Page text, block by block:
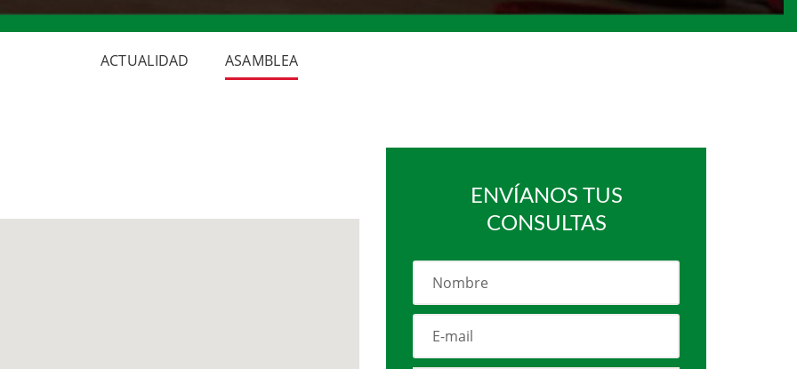
ACTUALIDAD ASAMBLEA
ENVÍANOS TUS
CONSULTAS